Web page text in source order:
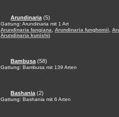
Arundinaria (5)
Gattung: Arundinaria mit 1 Art
Arundinaria fangiana
Arundinaria funghomii
Arundinaria kunishii
Bambusa (58)
Gattung: Bambusa mit 139 Arten
Bashania (2)
Gattung: Bashania mit 6 Arten